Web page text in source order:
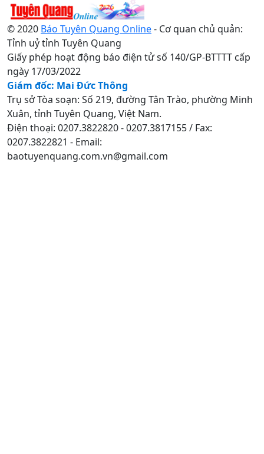
© 2020 Báo Tuyên Quang Online- Cơ quan chủ quản:
Tỉnh uỷ tỉnh Tuyên Quang
Giấy phép hoạt động báo điện tử số 140/GP-BTTTT cấp
ngày 17/03/2022
Giám đốc: Mai Đức Thông
Trụ sở Tòa soạn: Số 219, đường Tân Trào, phường Minh
Xuân, tỉnh Tuyên Quang, Việt Nam.
Điện thoại: 0207.3822820 - 0207.3817155 / Fax:
0207.3822821 - Email:
baotuyenquang.com.vn@gmail.com